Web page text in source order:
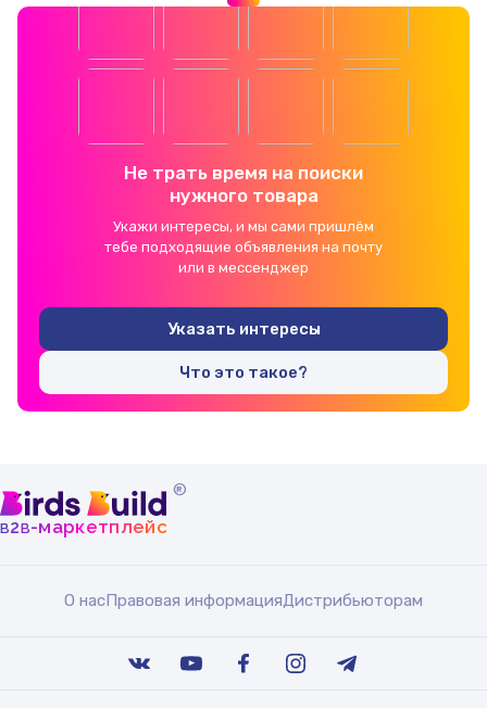
Не трать время на поиски
нужного товара
Укажи интересы, и мы сами пришлём
тебе подходящие объявления на почту
или в мессенджер
Указать интересы
Что это такое?
®
b2b-маркетплейс
О насПравовая информацияДистрибьюторам